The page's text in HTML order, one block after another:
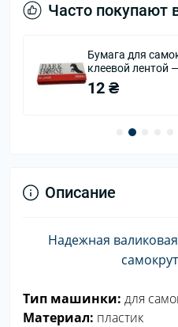
Часто покупают
Бумага для
клеевой лентой
12 ₴
Описание
Надежная
Тип машинки: для
Материал: пластик